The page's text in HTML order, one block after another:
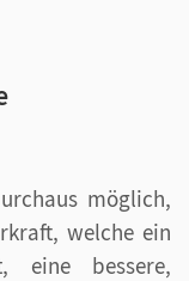
möglich,
welche ein
eine bessere,